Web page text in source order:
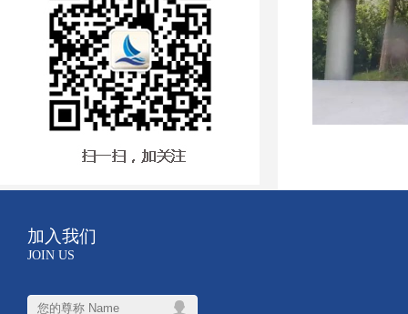
加入我们
JOIN US